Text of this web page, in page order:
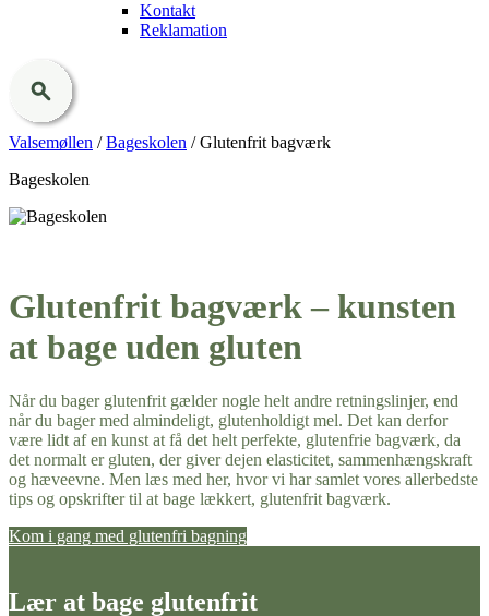
Kontakt
Reklamation
Valsemøllen /Bageskolen /Glutenfrit bagværk
Bageskolen
Glutenfrit bagværk – kunsten
at bage uden gluten
Når du bager glutenfrit gælder nogle helt andre retningslinjer, end
når du bager med almindeligt, glutenholdigt mel. Det kan derfor
være lidt af en kunst at få det helt perfekte, glutenfrie bagværk, da
det normalt er gluten, der giver dejen elasticitet, sammenhængskraft
og hæveevne. Men læs med her, hvor vi har samlet vores allerbedste
tips og opskrifter til at bage lækkert, glutenfrit bagværk.
Kom i gang med glutenfri bagning
Lær at bage glutenfrit